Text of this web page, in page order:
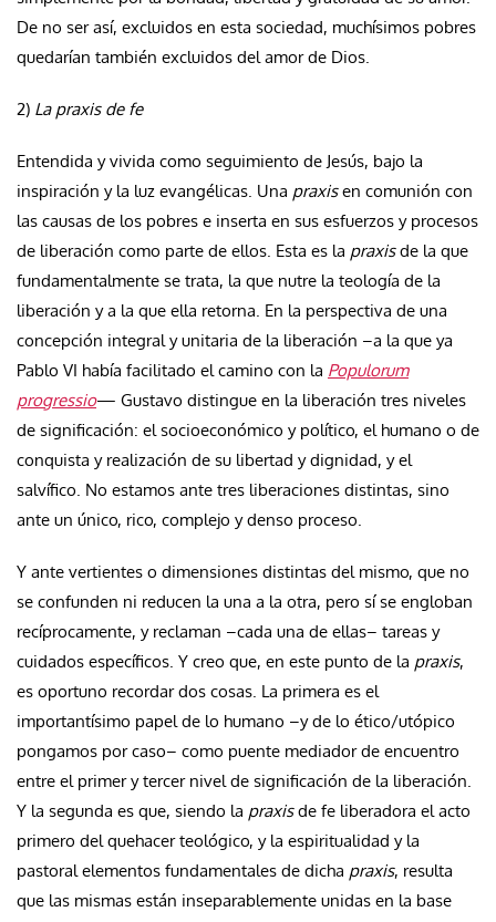
De no ser así, excluidos en esta sociedad, muchísimos pobres
quedarían también excluidos del amor de Dios.
2) La praxis de fe
Entendida y vivida como seguimiento de Jesús, bajo la
inspiración y la luz evangélicas. Una praxisen comunión con
las causas de los pobres e inserta en sus esfuerzos y procesos
de liberación como parte de ellos. Esta es la praxisde la que
fundamentalmente se trata, la que nutre la teología de la
liberación y a la que ella retorna. En la perspectiva de una
concepción integral y unitaria de la liberación –a la que ya
Pablo VI había facilitado el camino con la Populorum
progressio— Gustavo distingue en la liberación tres niveles
de significación: el socioeconómico y político, el humano o de
conquista y realización de su libertad y dignidad, y el
salvífico. No estamos ante tres liberaciones distintas, sino
ante un único, rico, complejo y denso proceso.
Y ante vertientes o dimensiones distintas del mismo, que no
se confunden ni reducen la una a la otra, pero sí se engloban
recíprocamente, y reclaman –cada una de ellas– tareas y
cuidados específicos. Y creo que, en este punto de la praxis,
es oportuno recordar dos cosas. La primera es el
importantísimo papel de lo humano –y de lo ético/utópico
pongamos por caso– como puente mediador de encuentro
entre el primer y tercer nivel de significación de la liberación.
Y la segunda es que, siendo la praxisde fe liberadora el acto
primero del quehacer teológico, y la espiritualidad y la
pastoral elementos fundamentales de dicha praxis, resulta
que las mismas están inseparablemente unidas en la base